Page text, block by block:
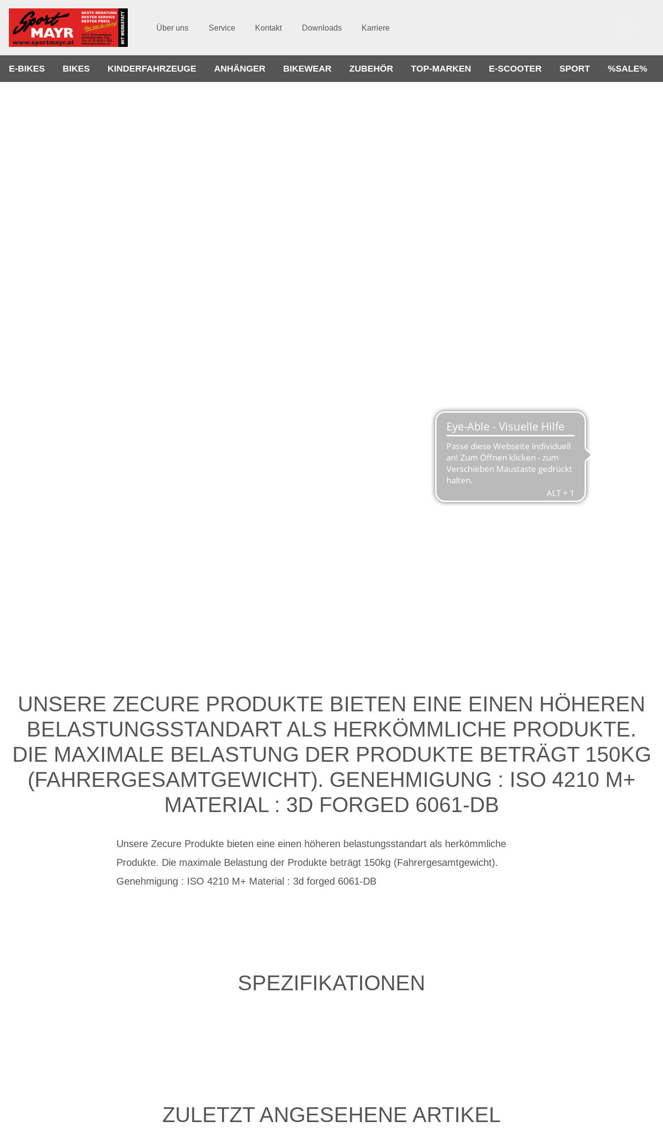
Über uns Service Kontakt Downloads Karriere
E-BIKES BIKES KINDERFAHRZEUGE ANHÄNGER BIKEWEAR ZUBEHÖR TOP-MARKEN E-SCOOTER SPORT %SALE%
UNSERE ZECURE PRODUKTE BIETEN EINE EINEN HÖHEREN
BELASTUNGSSTANDART ALS HERKÖMMLICHE PRODUKTE.
DIE MAXIMALE BELASTUNG DER PRODUKTE BETRÄGT 150KG
(FAHRERGESAMTGEWICHT). GENEHMIGUNG : ISO 4210 M+
MATERIAL : 3D FORGED 6061-DB
Unsere Zecure Produkte bieten eine einen höheren belastungsstandart als herkömmliche
Produkte. Die maximale Belastung der Produkte beträgt 150kg (Fahrergesamtgewicht).
Genehmigung : ISO 4210 M+ Material : 3d forged 6061-DB
SPEZIFIKATIONEN
ZULETZT ANGESEHENE ARTIKEL